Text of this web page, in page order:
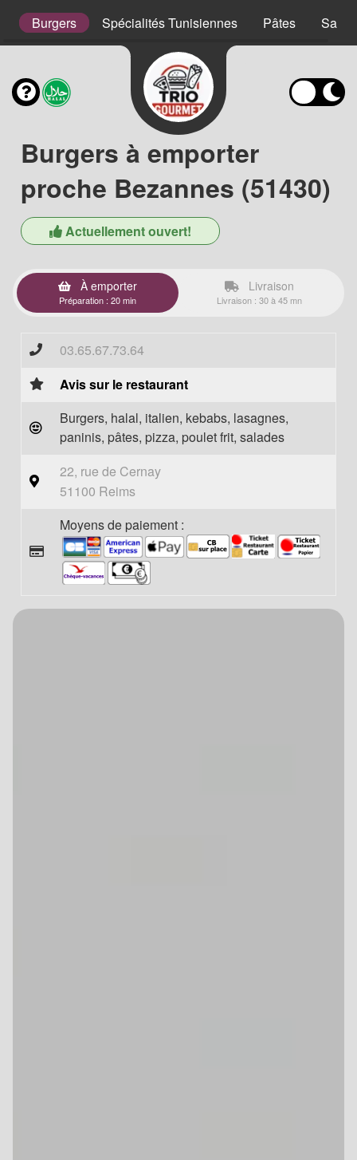
Burgers Spécialités Tunisiennes Pâtes
Burgers à emporter
proche Bezannes (51430)
Actuellement ouvert!
À emporter
Préparation : 20 min
Livraison
Livraison : 30 à 45 mn
03.65.67.73.64
Avis sur le restaurant
Burgers, halal, italien, kebabs, lasagnes,
paninis, pâtes, pizza, poulet frit, salades
22, rue de Cernay
51100 Reims
Moyens de paiement :